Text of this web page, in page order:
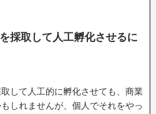
採取して人工孵化させるに
して人工的に孵化させても、商業
しれませんが、個人でそれをやっ